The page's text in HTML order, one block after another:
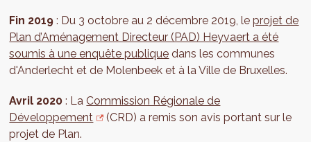
Fin 2019 : Du 3 octobre au 2 décembre 2019, leprojet de
Plan d’Aménagement Directeur (PAD) Heyvaert a été
soumis à une enquête publique dans les communes
d'Anderlecht et de Molenbeek et à la Ville de Bruxelles.
Avril 2020 : LaCommission Régionale de
Développement
(CRD) a remis son avis portant sur le
projet de Plan.